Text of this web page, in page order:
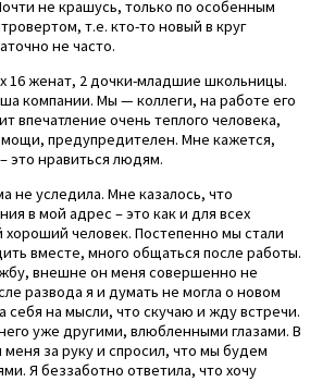
не крашусь, только по особенным
т.е. кто-то новый в круг
не часто.
16 женат, 2 дочки-младшие школьницы.
компании. Мы — коллеги, на работе его
впечатление очень теплого человека,
предупредителен. Мне кажется,
это нравиться людям.
не уследила. Мне казалось, что
в мой адрес – это как и для всех
хороший человек. Постепенно мы стали
вместе, много общаться после работы.
внешне он меня совершенно не
развода я и думать не могла о новом
себя на мысли, что скучаю и жду встречи.
уже другими, влюбленными глазами. В
за руку и спросил, что мы будем
Я беззаботно ответила, что хочу